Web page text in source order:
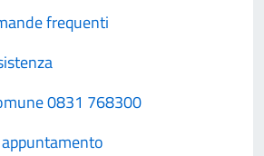
frequenti
0831 768300